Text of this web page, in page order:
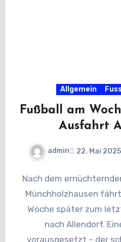
Allgemein
Fußball am
Ausfahrt
admin 22. Mai 2025
Nach dem
Münchholzhausen
Woche später zum
nach Allendorf.
vorausgesetzt – der